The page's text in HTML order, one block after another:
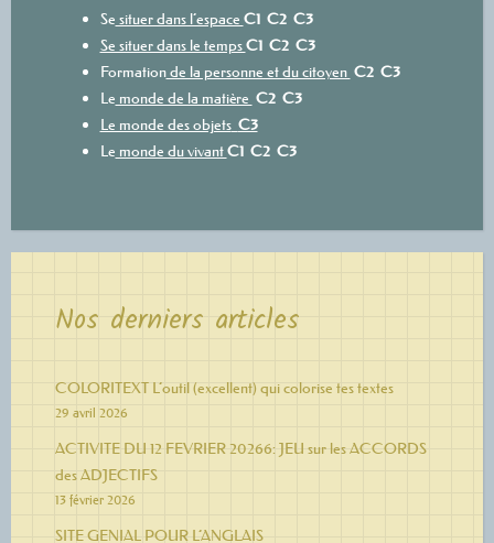
Se situer dans l’espace C1 C2 C3
Se situer dans le tempsC1 C2 C3
Formationde la personne et du citoyen C2 C3
Le monde de la matière C2 C3
Le monde des objets C3
Le monde du vivantC1 C2 C3
Nos derniers articles
COLORITEXT L’outil (excellent) qui colorise tes textes
29 avril 2026
ACTIVITE DU 12 FEVRIER 20266: JEU sur les ACCORDS
des ADJECTIFS
13 février 2026
SITE GENIAL POUR L’ANGLAIS